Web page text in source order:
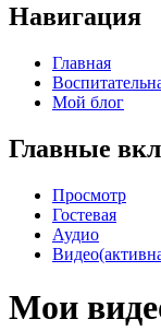
Навигация
Главная
Мой блог
Главные
Просмотр
Гостевая
Аудио
Видео
Мои